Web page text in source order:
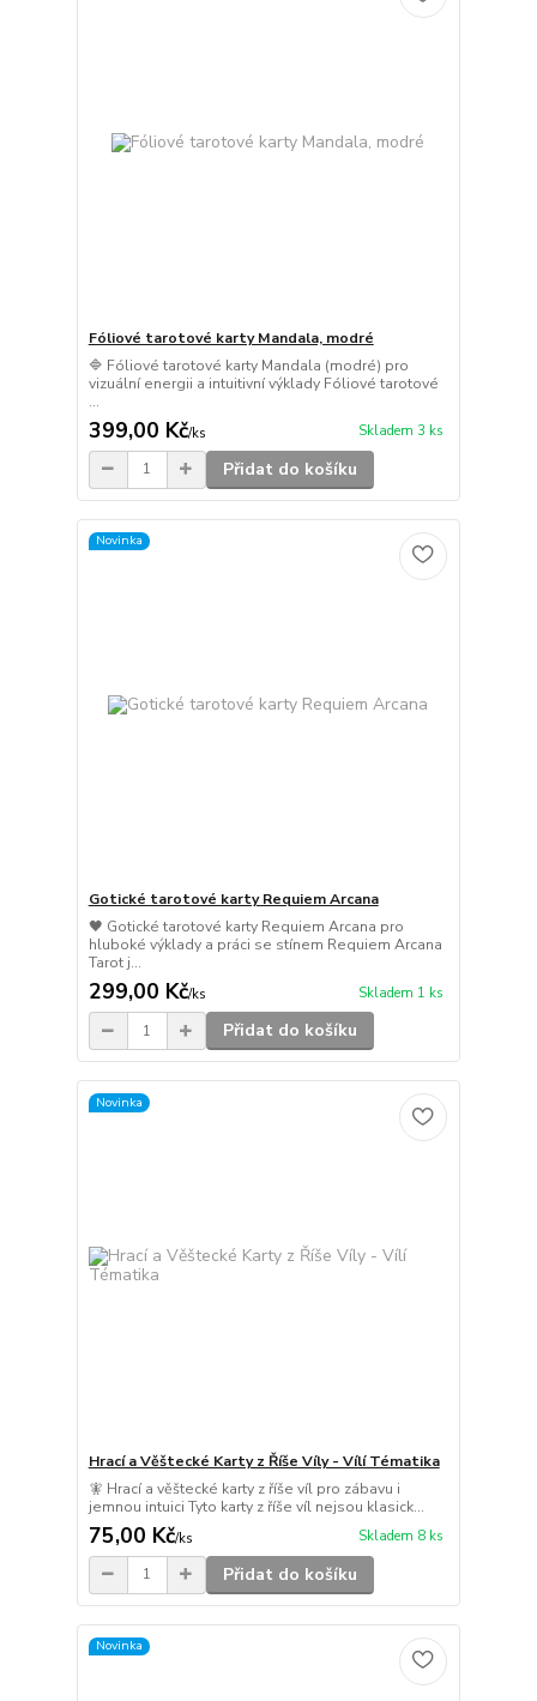
Fóliové tarotové karty Mandala, modré
🔷 Fóliové tarotové karty Mandala (modré) pro
vizuální energii a intuitivní výklady Fóliové tarotové
...
399,00 Kč/ks Skladem 3 ks
Přidat do košíku
Novinka
Gotické tarotové karty Requiem Arcana
🖤 Gotické tarotové karty Requiem Arcana pro
hluboké výklady a práci se stínem Requiem Arcana
Tarot j...
299,00 Kč/ks Skladem 1 ks
Přidat do košíku
Novinka
Hrací a Věštecké Karty z Říše Víly - Vílí Tématika
🧚 Hrací a věštecké karty z říše víl pro zábavu i
jemnou intuici Tyto karty z říše víl nejsou klasick...
75,00 Kč/ks Skladem 8 ks
Přidat do košíku
Novinka